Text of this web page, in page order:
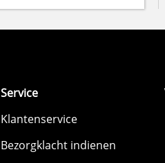
Service
Klantenservice
Bezorgklacht indienen